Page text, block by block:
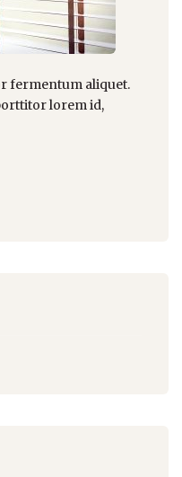
fermentum aliquet.
lorem id,